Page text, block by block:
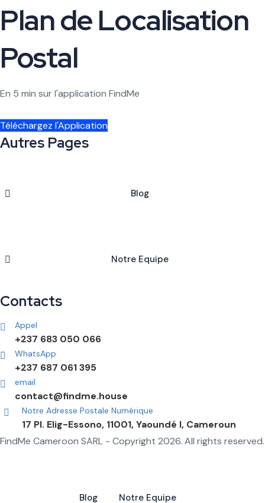
Plan de Localisation
Postal
En 5 min sur l'application FindMe
Téléchargez l'Application
Autres Pages
Blog
Notre Equipe
Contacts
Appel
+237 683 050 066
WhatsApp
+237 687 061 395
email
contact@findme.house
Notre Adresse Postale Numérique
17 Pl. Elig-Essono, 11001, Yaoundé I, Cameroun
FindMe Cameroon SARL - Copyright 2026. All rights reserved.
Blog Notre Equipe